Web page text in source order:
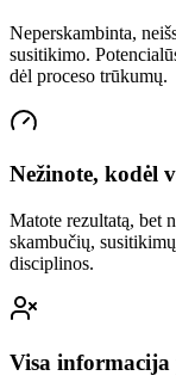
Neperskambinta,
susitikimo.
dėl proceso trūkumų.
Nežinote, kodėl
Matote rezultatą, bet
skambučių,
disciplinos.
Visa